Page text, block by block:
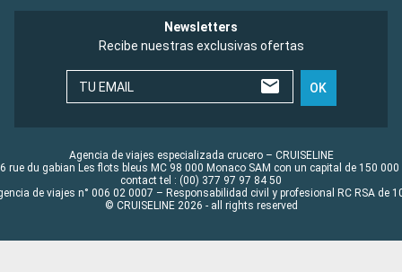
Newsletters
Recibe nuestras exclusivas ofertas
TU EMAIL OK
Agencia de viajes especializada crucero – CRUISELINE
rue du gabian Les flots bleus MC 98 000 Monaco SAM con un capital de 150 000
contact tel : (00) 377 97 97 84 50
de viajes n° 006 02 0007 – Responsabilidad civil y profesional RC RSA de
© CRUISELINE 2026 - all rights reserved